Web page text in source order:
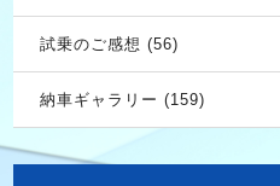
試乗のご感想 (56)
納車ギャラリー (159)